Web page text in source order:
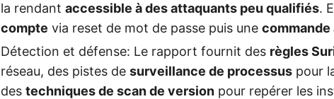
la rendant accessible à des attaquants peu qualifiés.
compte via reset de mot de passe puis une
Détection et défense: Le rapport fournit des règles
réseau, des pistes de surveillance de processus pour
des techniques de scan de version pour repérer les